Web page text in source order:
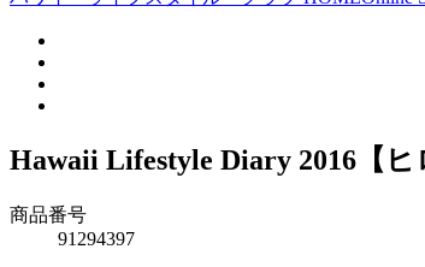
Hawaii Lifestyle Diary 2016【ヒ
商品番号
91294397